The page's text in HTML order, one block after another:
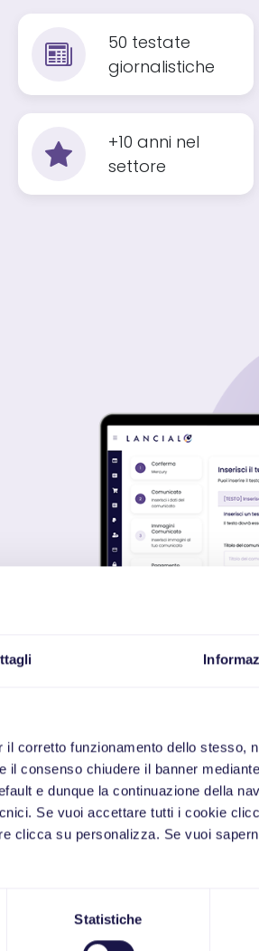
corretto funzionamento dello stesso,
consenso chiudere il banner
e dunque la continuazione della
Se vuoi accettare tutti i cookie
clicca su personalizza. Se vuoi
Statistiche
50 testate
giornalistiche
+10 anni nel
settore